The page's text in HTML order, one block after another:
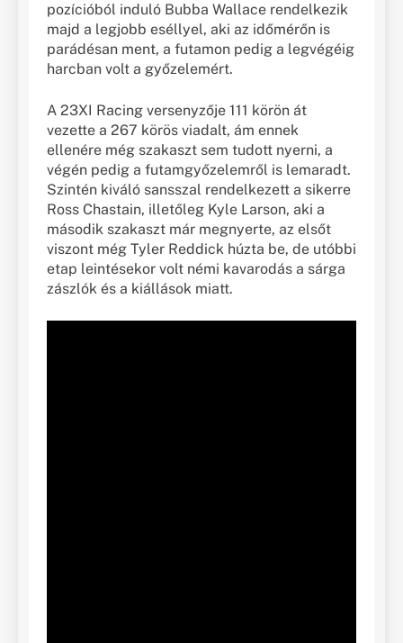
pozícióból induló Bubba Wallace rendelkezik
majd a legjobb eséllyel, aki az időmérőn is
parádésan ment, a futamon pedig a legvégéig
harcban volt a győzelemért.
A 23XI Racing versenyzője 111 körön át
vezette a 267 körös viadalt, ám ennek
ellenére még szakaszt sem tudott nyerni, a
végén pedig a futamgyőzelemről is lemaradt.
Szintén kiváló sansszal rendelkezett a sikerre
Ross Chastain, illetőleg Kyle Larson, aki a
második szakaszt már megnyerte, az elsőt
viszont még Tyler Reddick húzta be, de utóbbi
etap leintésekor volt némi kavarodás a sárga
zászlók és a kiállások miatt.